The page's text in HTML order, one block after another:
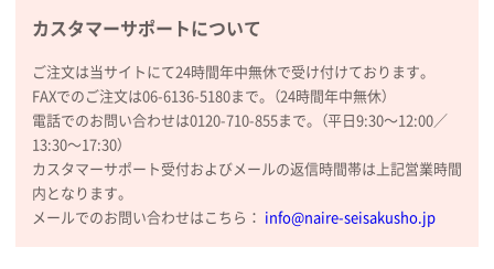
③1枚
希望の商品の取り扱いがあったので
大阪府のお客様
厚手コットンマチ付トートL ナチュラル(A4対応)
200枚
2025年12月25日 13:33
カスタマーサポートについて
ご注文は当サイトにて24時間年中無休で受け付けております。
FAXでのご注文は06-6136-5180まで。（24時間年中無休）
電話でのお問い合わせは0120-710-855まで。（平日9:30〜12:00／
13:30〜17:30）
カスタマーサポート受付およびメールの返信時間帯は上記営業時間
内となります。
メールでのお問い合わせはこちら： info@naire-seisakusho.jp